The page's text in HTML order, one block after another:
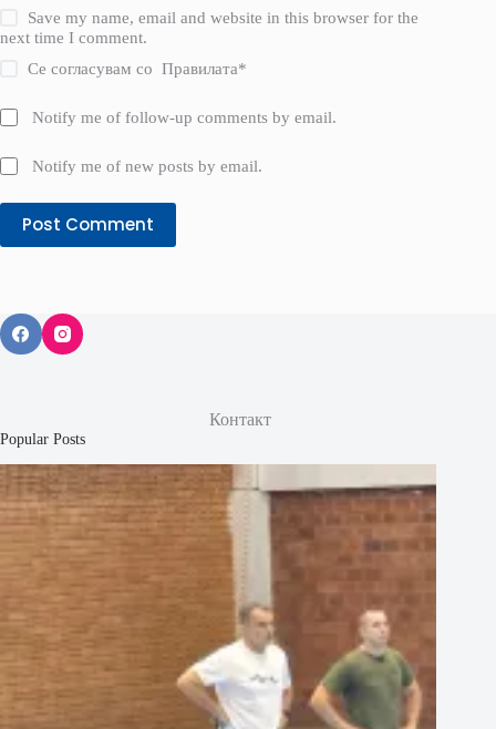
Save my name, email and website in this browser for the
next time I comment.
Се согласувам соПравилата*
Notify me of follow-up comments by email.
Notify me of new posts by email.
Post Comment
Контакт
Popular Posts